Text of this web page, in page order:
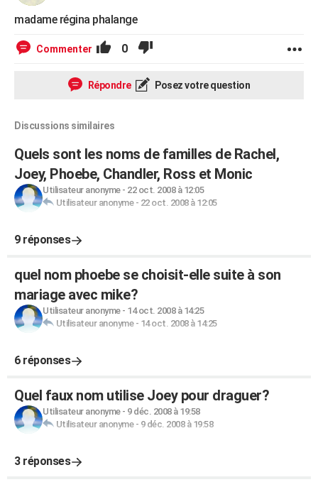
madame régina phalange
Commenter 0
Répondre Posez votre question
Discussions similaires
Quels sont les noms de familles de Rachel,
Joey, Phoebe, Chandler, Ross et Monic
Utilisateur anonyme- 22 oct. 2008 à 12:05
Utilisateur anonyme- 22 oct. 2008 à 12:05
9 réponses
quel nom phoebe se choisit-elle suite à son
mariage avec mike?
Utilisateur anonyme- 14 oct. 2008 à 14:25
Utilisateur anonyme- 14 oct. 2008 à 14:25
6 réponses
Quel faux nom utilise Joey pour draguer?
Utilisateur anonyme- 9 déc. 2008 à 19:58
Utilisateur anonyme- 9 déc. 2008 à 19:58
3 réponses